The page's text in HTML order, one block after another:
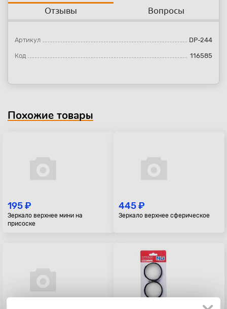
Отзывы
Вопросы
Артикул DP-244
Код 116585
Похожие товары
195 ₽
Зеркало верхнее мини на
присоске
445 ₽
Зеркало верхнее сферическое